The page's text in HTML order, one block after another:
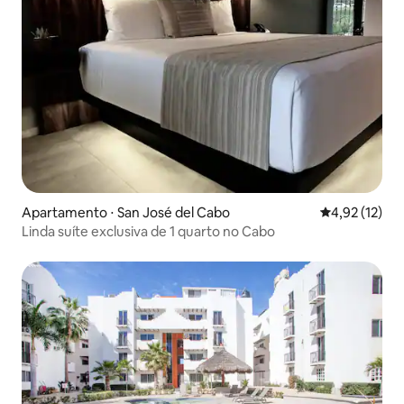
Apartamento ⋅ San José del Cabo 4,92 de uma
4,92 (12)
Linda suíte exclusiva de 1 quarto no Cabo